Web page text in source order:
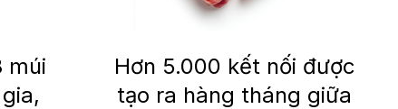
múi
Hơn 5.000 kết nối được
tạo ra hàng tháng giữa